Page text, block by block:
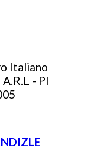
Italiano
- PI